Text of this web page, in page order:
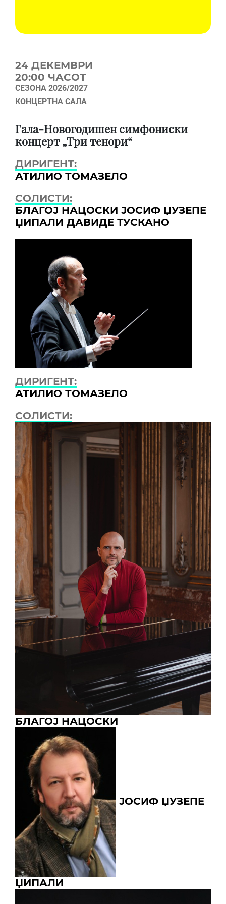
24 ДЕКЕМВРИ
20:00 ЧАСОТ
СЕЗОНА 2026/2027
КОНЦЕРТНА САЛА
Гала-Новогодишен симфониски
концерт „Три тенори“
ДИРИГЕНТ:
АТИЛИО ТОМАЗЕЛО
СОЛИСТИ:
БЛАГОЈ НАЦОСКИ ЈОСИФ ЏУЗЕПЕ
ЏИПАЛИ ДАВИДЕ ТУСКАНО
ДИРИГЕНТ:
АТИЛИО ТОМАЗЕЛО
СОЛИСТИ:
БЛАГОЈ НАЦОСКИ
ЈОСИФ ЏУЗЕПЕ
ЏИПАЛИ